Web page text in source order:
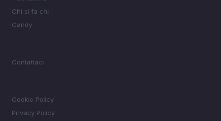
Chi si fa chi
Candy
Contattaci
Cookie Policy
Privacy Policy